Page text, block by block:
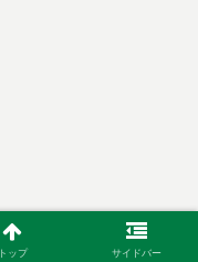
トップ サイドバー